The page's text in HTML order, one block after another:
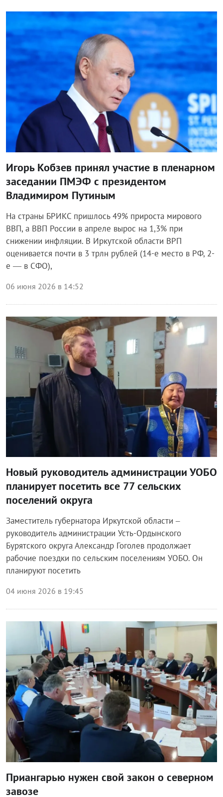
Игорь Кобзев принял участие в пленарном
заседании ПМЭФ с президентом
Владимиром Путиным
На страны БРИКС пришлось 49% прироста мирового
ВВП, а ВВП России в апреле вырос на 1,3% при
снижении инфляции. В Иркутской области ВРП
оценивается почти в 3 трлн рублей (14-е место в РФ, 2-
е — в СФО),
06 июня 2026 в 14:52
Власть
Новый руководитель администрации УОБО
планирует посетить все 77 сельских
поселений округа
Заместитель губернатора Иркутской области –
руководитель администрации Усть-Ордынского
Бурятского округа Александр Гоголев продолжает
рабочие поездки по сельским поселениям УОБО. Он
планируют посетить
04 июня 2026 в 19:45
Приангарью нужен свой закон о северном
завозе